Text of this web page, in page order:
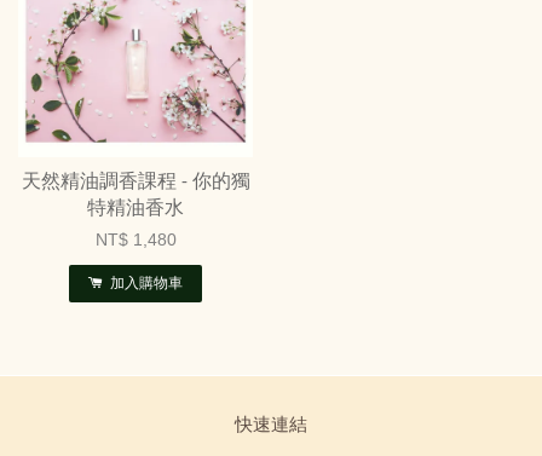
天然精油調香課程 - 你的獨
特精油香水
NT$ 1,480
加入購物車
快速連結